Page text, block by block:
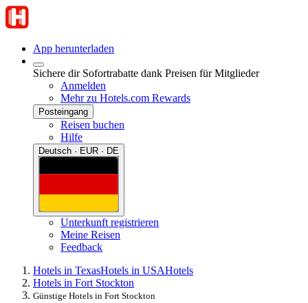
App herunterladen
Sichere dir Sofortrabatte dank Preisen für Mitglieder
Anmelden
Mehr zu Hotels.com Rewards
Posteingang
Reisen buchen
Hilfe
Deutsch · EUR · DE
Unterkunft registrieren
Meine Reisen
Feedback
Hotels in TexasHotels in USAHotels
Hotels in Fort Stockton
Günstige Hotels in Fort Stockton